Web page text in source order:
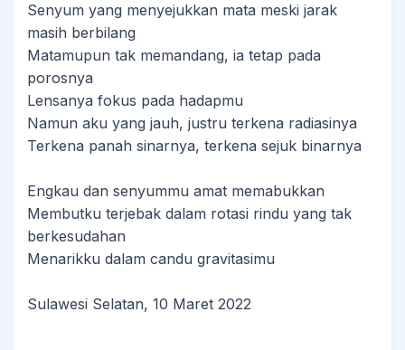
Senyum yang menyejukkan mata meski jarak
masih berbilang
Matamupun tak memandang, ia tetap pada
porosnya
Lensanya fokus pada hadapmu
Namun aku yang jauh, justru terkena radiasinya
Terkena panah sinarnya, terkena sejuk binarnya
Engkau dan senyummu amat memabukkan
Membutku terjebak dalam rotasi rindu yang tak
berkesudahan
Menarikku dalam candu gravitasimu
Sulawesi Selatan, 10 Maret 2022